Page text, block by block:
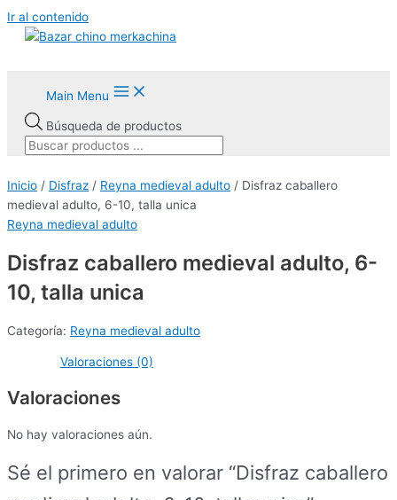
Ir al contenido
Main Menu
Búsqueda de productos
AGOTADO
Inicio / Disfraz / Reyna medieval adulto / Disfraz caballero
medieval adulto, 6-10, talla unica
Reyna medieval adulto
Disfraz caballero medieval adulto, 6-
10, talla unica
Categoría: Reyna medieval adulto
Valoraciones (0)
Valoraciones
No hay valoraciones aún.
Sé el primero en valorar “Disfraz caballero